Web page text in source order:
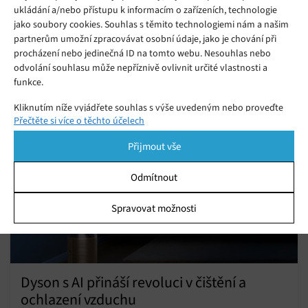
ukládání a/nebo přístupu k informacím o zařízeních, technologie
jako soubory cookies. Souhlas s těmito technologiemi nám a našim
partnerům umožní zpracovávat osobní údaje, jako je chování při
procházení nebo jedinečná ID na tomto webu. Nesouhlas nebo
odvolání souhlasu může nepříznivě ovlivnit určité vlastnosti a
funkce.
Kliknutím níže vyjádřete souhlas s výše uvedeným nebo proveďte
podrobnější rozhodnutí. Vaše volby budou použity pouze na tomto
pomocí přepínačů v Zásadách cookies nebo kliknutím na tlačítko
Spravovat souhlas ve spodní části obrazovky.
Ukládání a/nebo přístup k informacím v zařízení, Porozumění
publiku prostřednictvím statistik nebo kombinací údajů z
Marketing
Ukládání a/nebo přístup k informacím v zařízení, Použití
Přečtěte si více o těchto účelech
Přijmout vše
Odmítnout
Spravovat možnosti
Mohlo by se vám líbit
Dyson s AI přináší revoluci v čištění a
ochlazení vzduchu